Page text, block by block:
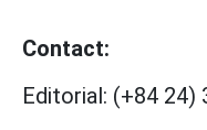
Contact:
Editorial: (+84 24)